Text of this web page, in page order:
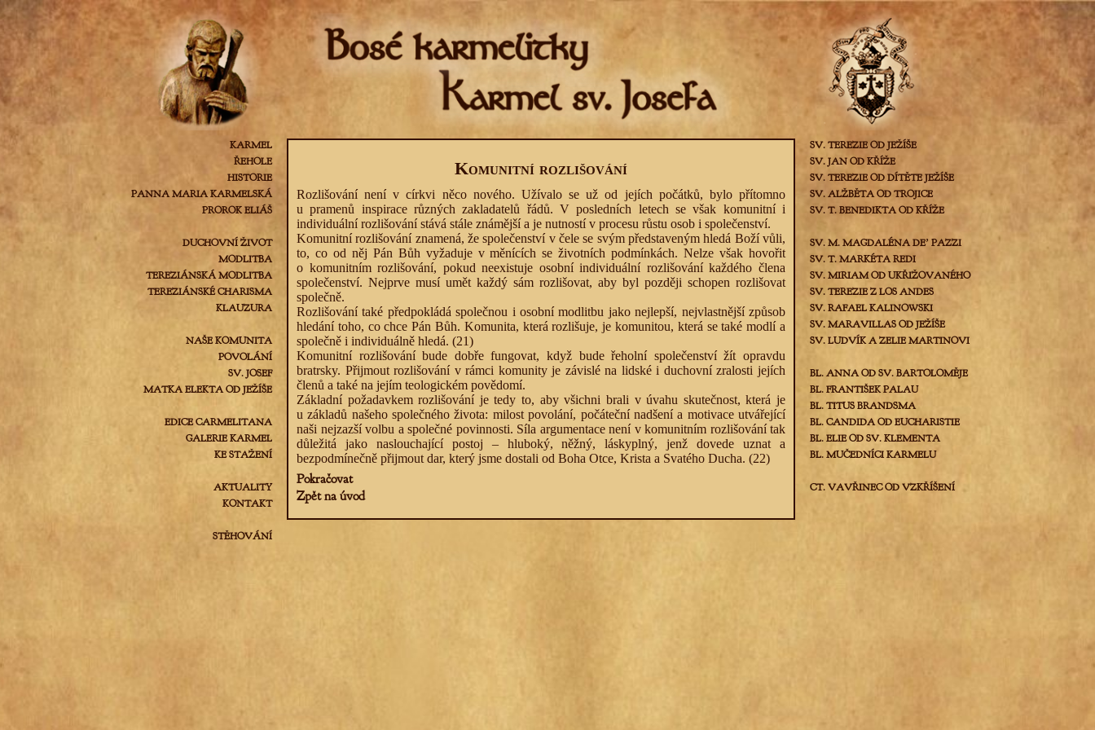
KARMEL
ŘEHOLE
HISTORIE
PANNA MARIA KARMELSKÁ
PROROK ELIÁŠ
DUCHOVNÍ ŽIVOT
MODLITBA
TEREZIÁNSKÁ MODLITBA
TEREZIÁNSKÉ CHARISMA
KLAUZURA
NAŠE KOMUNITA
POVOLÁNÍ
SV. JOSEF
MATKA ELEKTA OD JEŽÍŠE
EDICE CARMELITANA
GALERIE KARMEL
KE STAŽENÍ
AKTUALITY
KONTAKT
STĚHOVÁNÍ
Komunitní rozlišování
Rozlišování není v církvi něco nového. Užívalo se už od jejích počátků, bylo přítomno
u pramenů inspirace různých zakladatelů řádů. V posledních letech se však komunitní i
individuální rozlišování stává stále známější a je nutností v procesu růstu osob i společenství.
Komunitní rozlišování znamená, že společenství v čele se svým představeným hledá Boží vůli,
to, co od něj Pán Bůh vyžaduje v měnících se životních podmínkách. Nelze však hovořit
o komunitním rozlišování, pokud neexistuje osobní individuální rozlišování každého člena
společenství. Nejprve musí umět každý sám rozlišovat, aby byl později schopen rozlišovat
společně.
Rozlišování také předpokládá společnou i osobní modlitbu jako nejlepší, nejvlastnější způsob
hledání toho, co chce Pán Bůh. Komunita, která rozlišuje, je komunitou, která se také modlí a
společně i individuálně hledá. (21)
Komunitní rozlišování bude dobře fungovat, když bude řeholní společenství žít opravdu
bratrsky. Přijmout rozlišování v rámci komunity je závislé na lidské i duchovní zralosti jejích
členů a také na jejím teologickém povědomí.
Základní požadavkem rozlišování je tedy to, aby všichni brali v úvahu skutečnost, která je
u základů našeho společného života: milost povolání, počáteční nadšení a motivace utvářející
naši nejzazší volbu a společné povinnosti. Síla argumentace není v komunitním rozlišování tak
důležitá jako naslouchající postoj – hluboký, něžný, láskyplný, jenž dovede uznat a
bezpodmínečně přijmout dar, který jsme dostali od Boha Otce, Krista a Svatého Ducha. (22)
Pokračovat
Zpět na úvod
SV. TEREZIE OD JEŽÍŠE
SV. JAN OD KŘÍŽE
SV. TEREZIE OD DÍTĚTE JEŽÍŠE
SV. ALŽBĚTA OD TROJICE
SV. T. BENEDIKTA OD KŘÍŽE
SV. M. MAGDALÉNA DEʼ PAZZI
SV. T. MARKÉTA REDI
SV. MIRIAM OD UKŘIŽOVANÉHO
SV. TEREZIE Z LOS ANDES
SV. RAFAEL KALINOWSKI
SV. MARAVILLAS OD JEŽÍŠE
SV. LUDVÍK A ZELIE MARTINOVI
BL. ANNA OD SV. BARTOLOMĚJE
BL. FRANTIŠEK PALAU
BL. TITUS BRANDSMA
BL. CANDIDA OD EUCHARISTIE
BL. ELIE OD SV. KLEMENTA
BL. MUČEDNÍCI KARMELU
CT. VAVŘINEC OD VZKŘÍŠENÍ